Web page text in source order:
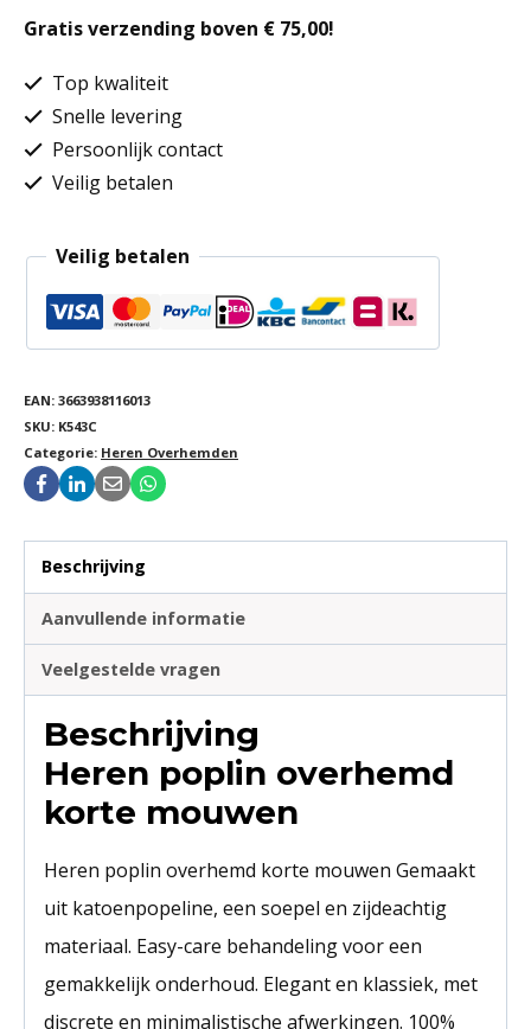
korte
mouwen
aantal
Gratis verzending boven € 75,00!
Top kwaliteit
Snelle levering
Persoonlijk contact
Veilig betalen
Veilig betalen
EAN: 3663938116013
SKU: K543C
Categorie: Heren Overhemden
Beschrijving
Aanvullende informatie
Veelgestelde vragen
Beschrijving
Heren poplin overhemd
korte mouwen
Heren poplin overhemd korte mouwen Gemaakt
uit katoenpopeline, een soepel en zijdeachtig
materiaal. Easy-care behandeling voor een
gemakkelijk onderhoud. Elegant en klassiek, met
discrete en minimalistische afwerkingen. 100%